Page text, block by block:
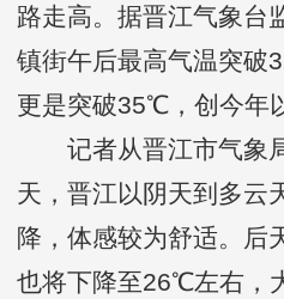
路走高。据晋江气象台
镇街午后最高气温突破
更是突破35℃，创今年
记者从晋江市气象
天，晋江以阴天到多云
降，体感较为舒适。后
也将下降至26℃左右，